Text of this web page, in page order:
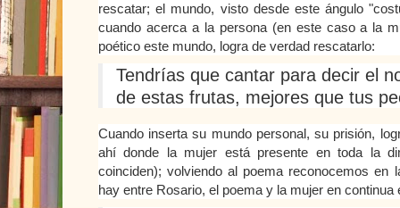
rescatar; el mundo, visto desde este ángulo
cuando acerca a la persona (en este caso a la
poético este mundo, logra de verdad rescatarlo:
Tendrías que cantar para decir el
de estas frutas, mejores que tus
Cuando inserta su mundo personal, su prisión,
ahí donde la mujer está presente en toda la
coinciden); volviendo al poema reconocemos en
hay entre Rosario, el poema y la mujer en continua